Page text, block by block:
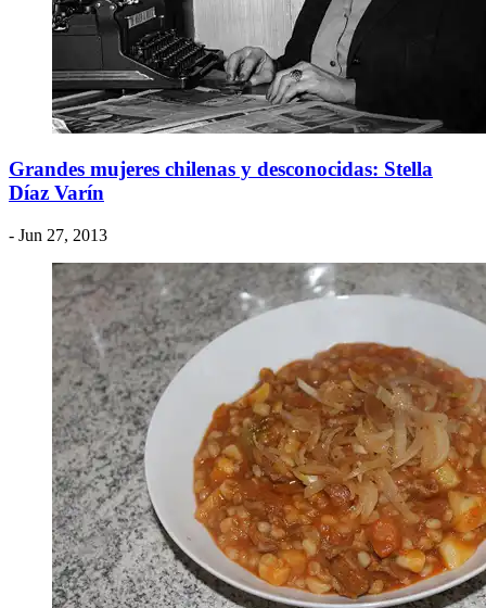
Grandes mujeres chilenas y desconocidas: Stella
Díaz Varín
- Jun 27, 2013